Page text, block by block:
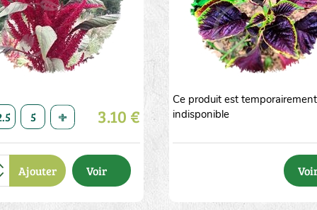
5 10 20 50 1 2.5 5
3.10 €
Ajouter Voir
Ce produit est temporairement
indisponible
10